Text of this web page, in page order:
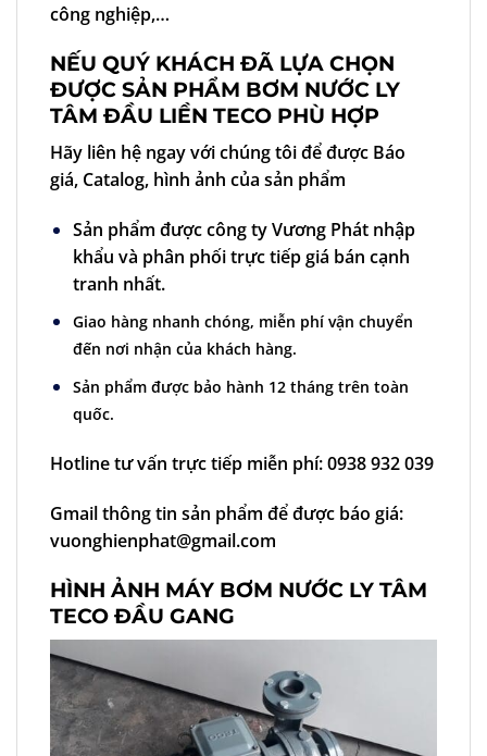
công nghiệp,…
NẾU QUÝ KHÁCH ĐÃ LỰA CHỌN
ĐƯỢC SẢN PHẨM BƠM NƯỚC LY
TÂM ĐẦU LIỀN TECO PHÙ HỢP
Hãy liên hệ ngay với chúng tôi để được Báo
giá, Catalog, hình ảnh của sản phẩm
Sản phẩm được công ty Vương Phát nhập
khẩu và phân phối trực tiếp giá bán cạnh
tranh nhất.
Giao hàng nhanh chóng, miễn phí vận chuyển
đến nơi nhận của khách hàng.
Sản phẩm được bảo hành 12 tháng trên toàn
quốc.
Hotline tư vấn trực tiếp miễn phí: 0938 932 039
Gmail thông tin sản phẩm để được báo giá:
vuonghienphat@gmail.com
HÌNH ẢNH MÁY BƠM NƯỚC LY TÂM
TECO ĐẦU GANG